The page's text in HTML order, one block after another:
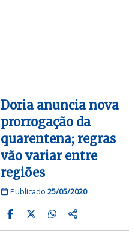
Doria anuncia nova
prorrogação da
quarentena; regras
vão variar entre
regiões
Publicado 25/05/2020